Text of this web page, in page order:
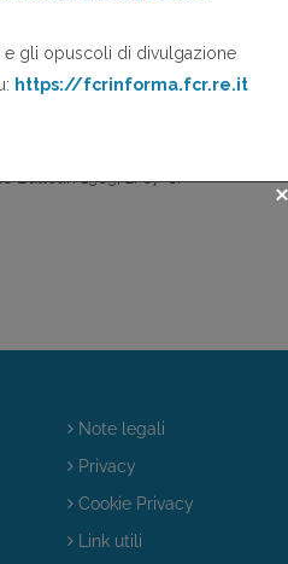
la gradisca può essere miscelata
118-26.
Bulletin 1989; 2: 67-8.
Note legali
Privacy
Cookie Privacy
Link utili